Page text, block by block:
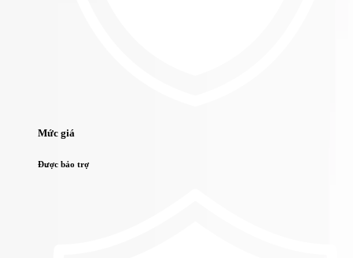
Mức giá
Được bảo trợ